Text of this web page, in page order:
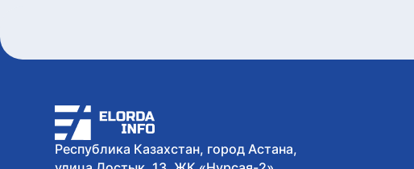
Республика Казахстан, город Астана,